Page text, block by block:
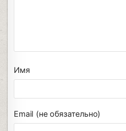
Имя
Email (не обязательно)